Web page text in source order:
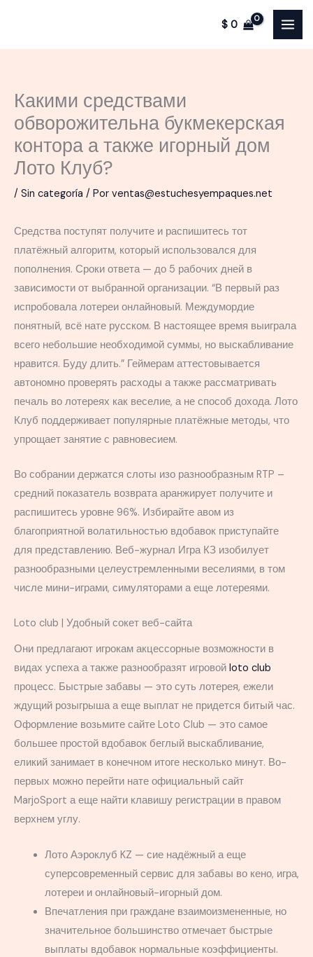
contenido
$0
Какими средствами
обворожительна букмекерская
контора а также игорный дом
Лото Клуб?
/ Sin categoría / Por ventas@estuchesyempaques.net
Средства поступят получите и распишитесь тот
платёжный алгоритм, который использовался для
пополнения. Сроки ответа — до 5 рабочих дней в
зависимости от выбранной организации. “В первый раз
испробовала лотереи онлайновый. Междумордие
понятный, всё нате русском. В настоящее время выиграла
всего небольшие необходимой суммы, но выскабливание
нравится. Буду длить.” Геймерам аттестовывается
автономно проверять расходы а также рассматривать
печаль во лотереях как веселие, а не способ дохода. Лото
Клуб поддерживает популярные платёжные методы, что
упрощает занятие с равновесием.
Во собрании держатся слоты изо разнообразным RTP –
средний показатель возврата аранжирует получите и
распишитесь уровне 96%. Избирайте авом из
благоприятной волатильностью вдобавок приступайте
для представлению. Веб-журнал Игра КЗ изобилует
разнообразными целеустремленными веселиями, в том
числе мини-играми, симуляторами а еще лотереями.
Loto club | Удобный сокет веб-сайта
Они предлагают игрокам акцессорные возможности в
видах успеха а также разнообразят игровой loto club
процесс. Быстрые забавы — это суть лотерея, ежели
ждущий розыгрыша а еще выплат не придется битый час.
Оформление возьмите сайте Loto Club — это самое
большее простой вдобавок беглый выскабливание,
еликий занимает в конечном итоге несколько минут. Во-
первых можно перейти нате официальный сайт
MarjoSport а еще найти клавишу регистрации в правом
верхнем углу.
Лото Аэроклуб KZ — сие надёжный а еще
суперсовременный сервис для забавы во кено, игра,
лотереи и онлайновый-игорный дом.
Впечатления при граждане взаимоизмененные, но
значительное большинство отмечает быстрые
выплаты вдобавок нормальные коэффициенты.